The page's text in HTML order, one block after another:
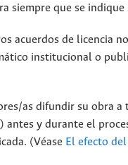
siempre que se
acuerdos de licencia
institucional o
as difundir su obra
antes y durante el
(Véase El efecto